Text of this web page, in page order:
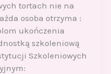
tortach nie na
osoba otrzyma :
ukończenia
szkoleniową
Szkoleniowych